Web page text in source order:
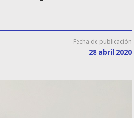
Fecha de publicación
28 abril 2020